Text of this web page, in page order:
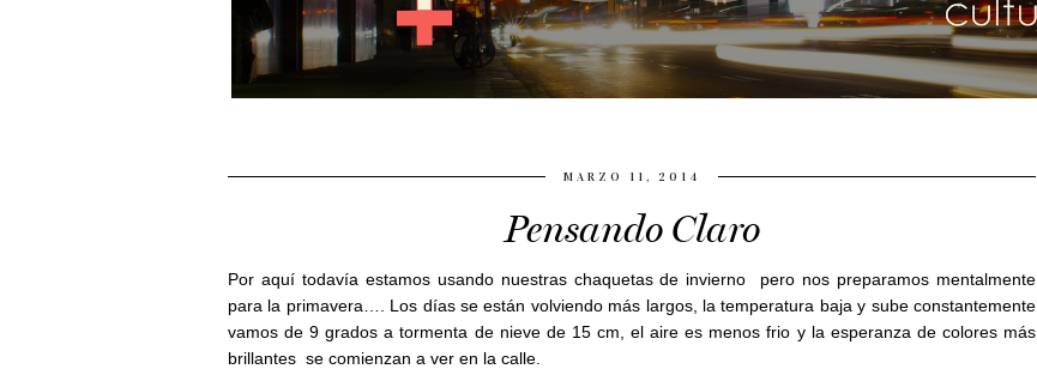
MARZO 11, 2014
Pensando Claro
Por aquí todavía estamos usando nuestras chaquetas de invierno pero nos preparamos mentalmente
para la primavera…. Los días se están volviendo más largos, la temperatura baja y sube constantemente
vamos de 9 grados a tormenta de nieve de 15 cm, el aire es menos frio y la esperanza de colores más
brillantes se comienzan a ver en la calle.